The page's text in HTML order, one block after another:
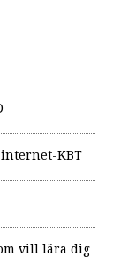
KBT
vill lära dig